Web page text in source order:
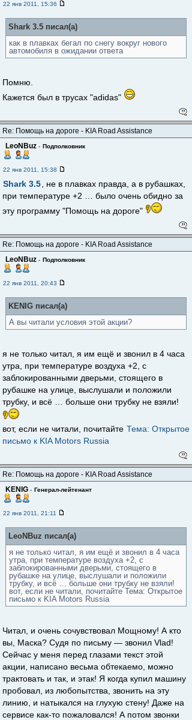
22 янв 2011, 15:36
Shark 3.5 писал(а)
как в плавках бегал по снегу вокруг нового
автомобиля в ожидании ответа
Помню.
Кажется был в трусах "adidas"
Re: Помощь на дороге - KIA Road Assistance
LeoNBuz - Подполковник
22 янв 2011, 15:38
Shark 3.5 , не в плавках правда, а в рубашках,
при температуре +2 … было очень обидно за
эту программу "Помощь на дороге"
Re: Помощь на дороге - KIA Road Assistance
LeoNBuz - Подполковник
22 янв 2011, 20:43
KENIG писал(а)
А вы читали условия этой акции?
я не только читал, я им ещё и звонил в 4 часа
утра, при температуре воздуха +2, с
заблокированными дверьми, стоящего в
рубашке на улице, выслушали и положили
трубку, и всё … больше они трубку не взяли!
вот, если не читали, почитайте Тема: Открытое
письмо к KIA Motors Russia
Re: Помощь на дороге - KIA Road Assistance
KENIG - Генерал-лейтенант
22 янв 2011, 21:11
LeoNBuz писал(а)
я не только читал, я им ещё и звонил в 4 часа
утра, при температуре воздуха +2, с
заблокированными дверьми, стоящего в
рубашке на улице, выслушали и положили
трубку, и всё … больше они трубку не взяли!
вот, если не читали, почитайте Тема: Открытое
письмо к KIA Motors Russia
Читал, и очень сочувствовал Мощному! А кто
вы, Маска? Судя по письму — звонил Vlad!
Сейчас у меня перед глазами текст этой
акции, написано весьма обтекаемо, можно
трактовать и так, и этак! Я когда купил машину
пробовал, из любопытства, звонить на эту
линию, и натыкался на глухую стену! Даже на
сервисе как-то пожаловался! А потом звонки